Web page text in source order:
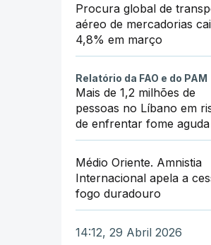
Procura global de
aéreo de mercadorias cai
4,8% em março
Relatório da FAO e do PAM
Mais de 1,2 milhões de
pessoas no Líbano em
de enfrentar fome aguda
Médio Oriente. Amnistia
Internacional apela a
fogo duradouro
14:12, 29 Abril 2026